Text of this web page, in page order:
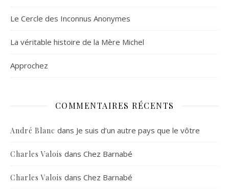
Le Cercle des Inconnus Anonymes
La véritable histoire de la Mère Michel
Approchez
COMMENTAIRES RÉCENTS
André Blanc dans Je suis d’un autre pays que le vôtre
Charles Valois dans Chez Barnabé
Charles Valois dans Chez Barnabé